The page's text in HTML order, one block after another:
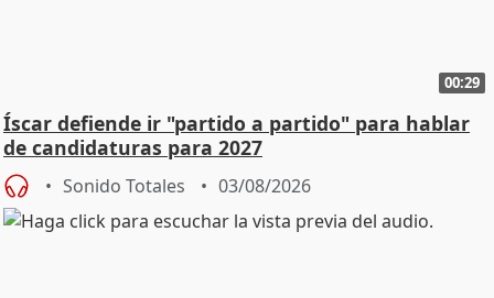
00:29
Íscar defiende ir "partido a partido" para hablar
de candidaturas para 2027
Sonido Totales 03/08/2026